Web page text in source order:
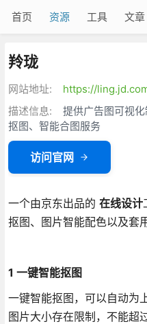
首页 资源 工具 文章
羚珑
网站地址:
https://
描述信息:
提供广告图可视
抠图、智能合图服务
访问官网
一个由京东出品的 在线设计
抠图、图片智能配色以及套
1 一键智能抠图
一键智能抠图，可以自动为
图片大小存在限制，不能超